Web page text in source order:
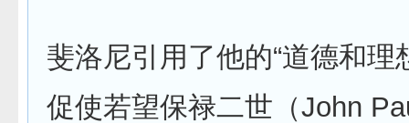
斐洛尼引用了他的“道德和理
促使若望保禄二世（John